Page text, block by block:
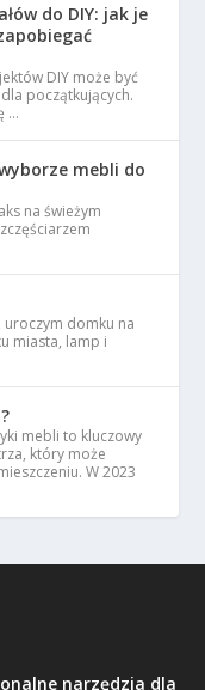
do DIY: jak je
DIY może być
dla początkujących.
…
mebli do
na świeżym
uroczym domku na
miasta, lamp i
mebli to kluczowy
który może
W 2023
narzędzia dla